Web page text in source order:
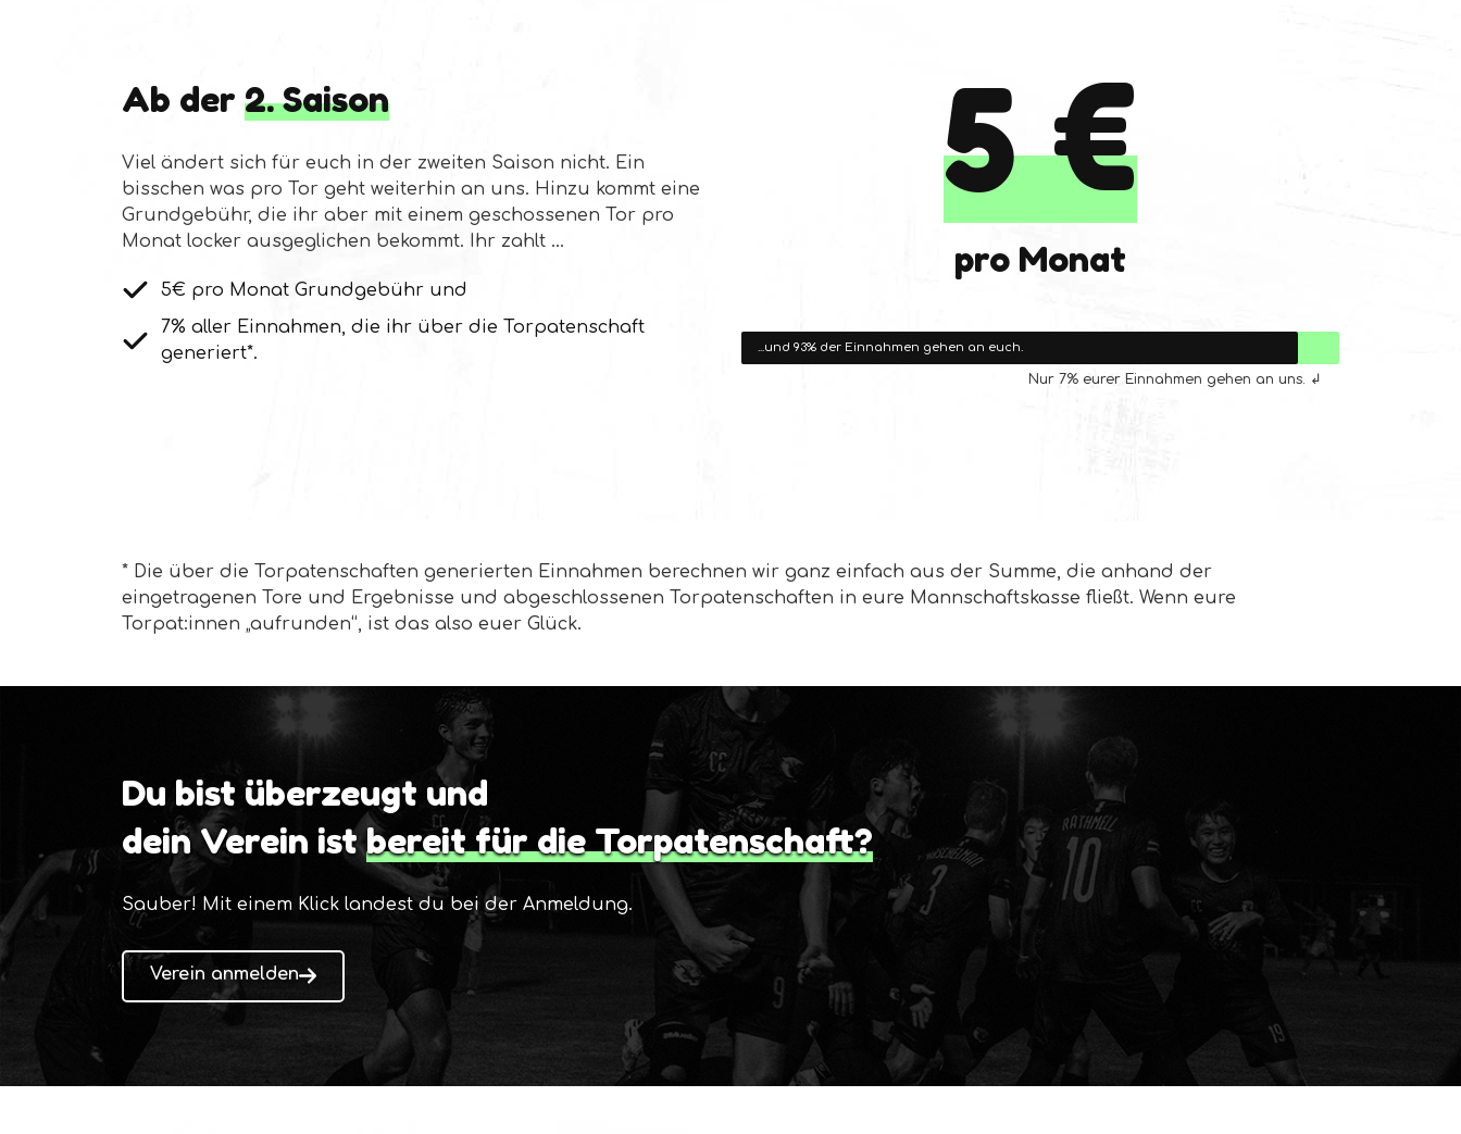
Ab der 2. Saison
Viel ändert sich für euch in der zweiten Saison nicht. Ein
bisschen was pro Tor geht weiterhin an uns. Hinzu kommt eine
Grundgebühr, die ihr aber mit einem geschossenen Tor pro
Monat locker ausgeglichen bekommt. Ihr zahlt …
5€ pro Monat Grundgebühr und
7% aller Einnahmen, die ihr über die Torpatenschaft
generiert*.
5 €
pro Monat
...und 93% der Einnahmen gehen an euch.
Nur 7% eurer Einnahmen gehen an uns. ↲
* Die über die Torpatenschaften generierten Einnahmen berechnen wir ganz einfach aus der Summe, die anhand der
eingetragenen Tore und Ergebnisse und abgeschlossenen Torpatenschaften in eure Mannschaftskasse fließt. Wenn eure
Torpat:innen „aufrunden“, ist das also euer Glück.
Du bist überzeugt und
dein Verein istbereit für die Torpatenschaft?
Sauber! Mit einem Klick landest du bei der Anmeldung.
Verein anmelden